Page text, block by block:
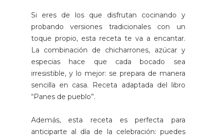
Si eres de los que disfrutan cocinando y
probando versiones tradicionales con un
toque propio, esta receta te va a encantar.
La combinación de chicharrones, azúcar y
especias hace que cada bocado sea
irresistible, y lo mejor: se prepara de manera
sencilla en casa. Receta adaptada del libro
“Panes de pueblo”.
Además, esta receta es perfecta para
anticiparte al día de la celebración: puedes